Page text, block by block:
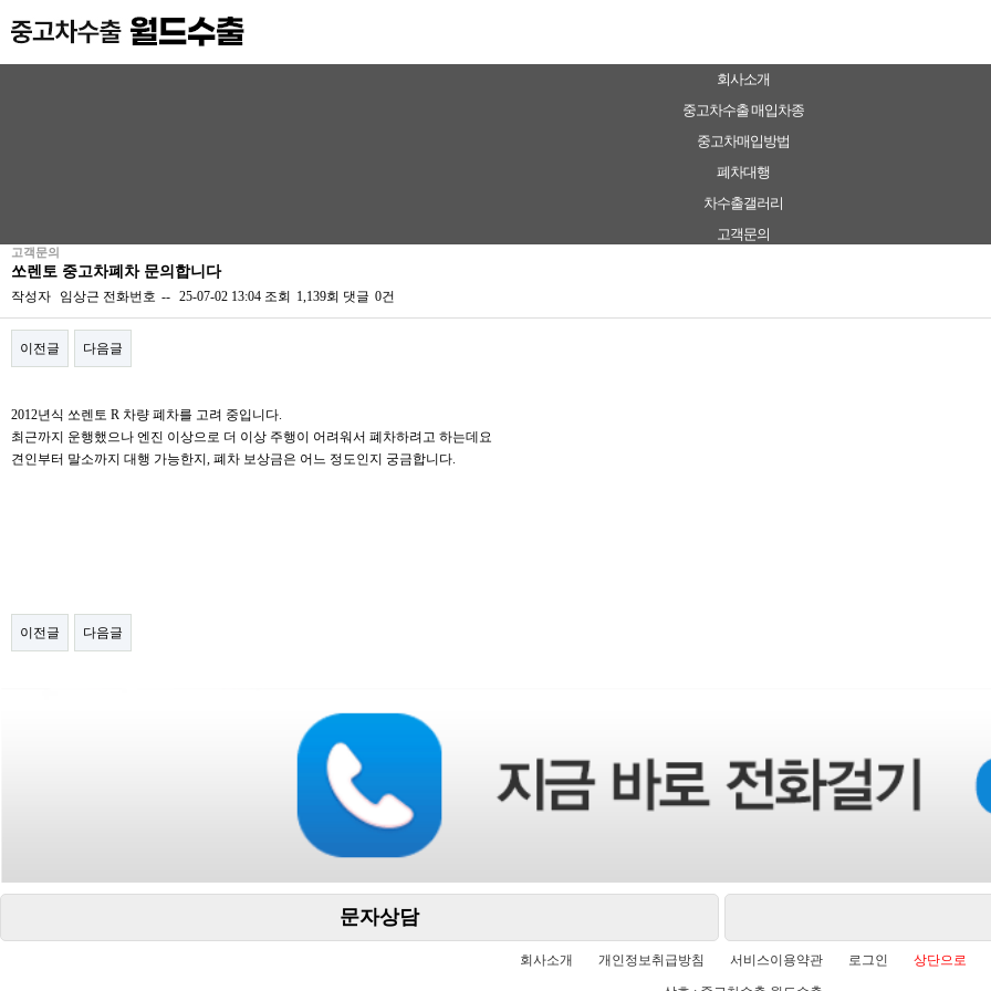
회사소개
중고차수출 매입차종
중고차매입방법
폐차대행
차수출갤러리
고객문의
고객문의
쏘렌토 중고차폐차 문의합니다
작성자 임상근 전화번호 -- 25-07-02 13:04 조회 1,139회 댓글 0건
이전글 다음글
2012년식 쏘렌토 R 차량 폐차를 고려 중입니다.
최근까지 운행했으나 엔진 이상으로 더 이상 주행이 어려워서 폐차하려고 하는데요
견인부터 말소까지 대행 가능한지, 폐차 보상금은 어느 정도인지 궁금합니다.​
이전글 다음글
문자상담
회사소개 개인정보취급방침 서비스이용약관 로그인 상단으로